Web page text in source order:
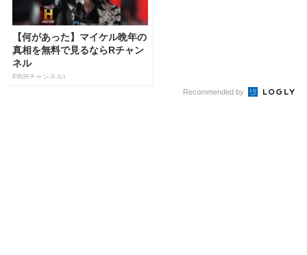
【何があった】マイケル晩年の
真相を無料で見るならRチャン
ネル
PR(Rチャンネル)
Recommended by